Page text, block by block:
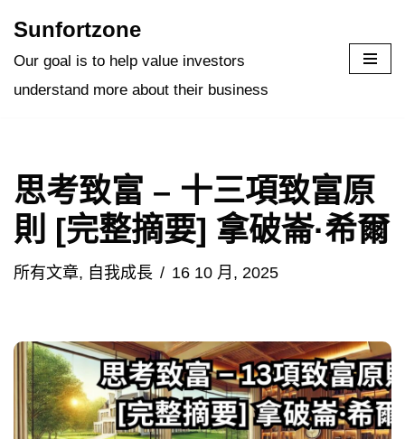
Skip
Sunfortzone
Our goal is to help value investors
understand more about their business
思考致富 – 十三項致富原
則 [完整摘要] 拿破崙·希爾
所有文章, 自我成長 16 10 月, 2025